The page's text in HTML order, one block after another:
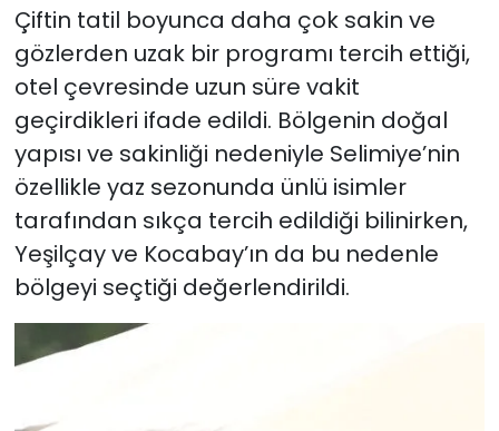
Çiftin tatil boyunca daha çok sakin ve
gözlerden uzak bir programı tercih ettiği,
otel çevresinde uzun süre vakit
geçirdikleri ifade edildi. Bölgenin doğal
yapısı ve sakinliği nedeniyle Selimiye’nin
özellikle yaz sezonunda ünlü isimler
tarafından sıkça tercih edildiği bilinirken,
Yeşilçay ve Kocabay’ın da bu nedenle
bölgeyi seçtiği değerlendirildi.